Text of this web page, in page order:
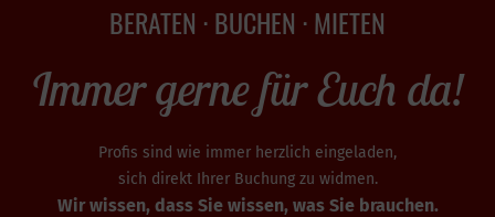
BERATEN · BUCHEN · MIETEN
Immer gerne für Euch da!
Profis sind wie immer herzlich eingeladen,
sich direkt Ihrer Buchung zu widmen.
Wir wissen, dass Sie wissen, was Sie brauchen.